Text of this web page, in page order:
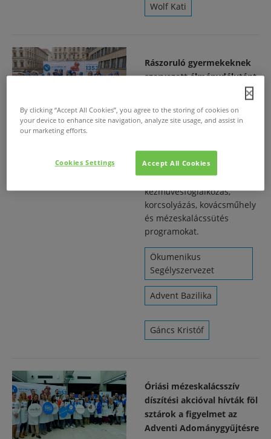
Wolf Kati
Rászoruló gyermekeknek
szervezett élménydélutánt
programsorozat helyszínén
található Adománypontján
2023. dec. 10. /
Sztárok vezették a
kézművesfoglalkozás,
korcsolyázás, kovácsműhely
és mézeskalácssütés
programokat.
Ökumenikus
Segélyszervezet
Advent Bazilika
Gáncs Kristóf
Óriási mézeskalácsszív
díszítési akcióval hívták föl
sztárok a figyelmet az
Adventi Adománygyűjtésre
By clicking “Accept All Cookies”, you agree to the storing of cookies on
your device to enhance site navigation, analyze site usage, and assist in
our marketing efforts.
Accept All Cookies
Cookies Settings